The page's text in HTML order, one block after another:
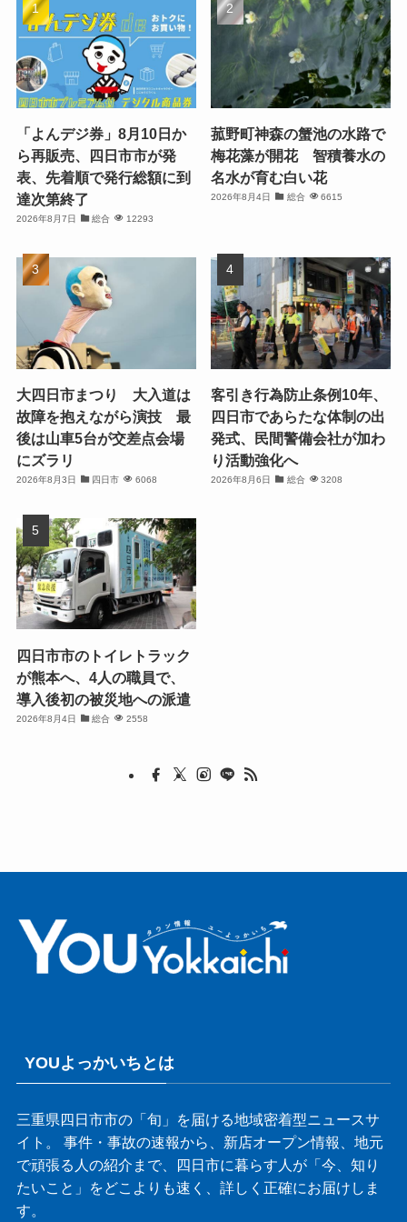
「よんデジ券」8月10日か
ら再販売、四日市市が発
表、先着順で発行総額に到
達次第終了
2026年8月7日 総合 12293
菰野町神森の蟹池の水路で
梅花藻が開花 智積養水の
名水が育む白い花
2026年8月4日 総合 6615
大四日市まつり 大入道は
故障を抱えながら演技 最
後は山車5台が交差点会場
にズラリ
2026年8月3日 四日市 6068
客引き行為防止条例10年、
四日市であらたな体制の出
発式、民間警備会社が加わ
り活動強化へ
2026年8月6日 総合 3208
四日市市のトイレトラック
が熊本へ、4人の職員で、
導入後初の被災地への派遣
2026年8月4日 総合 2558
YOUよっかいちとは
三重県四日市市の「旬」を届ける地域密着型ニュースサ
イト。 事件・事故の速報から、新店オープン情報、地元
で頑張る人の紹介まで、四日市に暮らす人が「今、知り
たいこと」をどこよりも速く、詳しく正確にお届けしま
す。